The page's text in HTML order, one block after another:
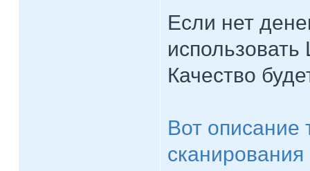
Если нет
Качество
Вот описание